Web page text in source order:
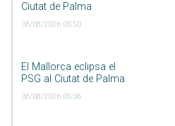
Ciutat de Palma
06/08/2026 05:50
El Mallorca eclipsa el
PSG al Ciutat de Palma
06/08/2026 05:36